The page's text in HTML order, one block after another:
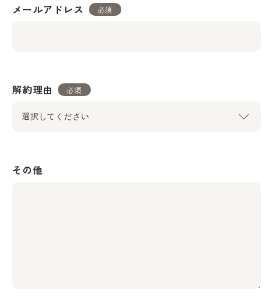
メールアドレス 必須
解約理由 必須
その他